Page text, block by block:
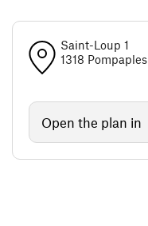
Saint-Loup 1
1318 Pompaples
Open the plan in